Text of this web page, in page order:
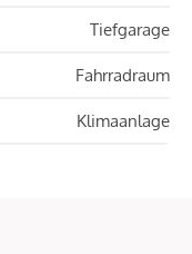
Tiefgarage
Fahrradraum
Klimaanlage